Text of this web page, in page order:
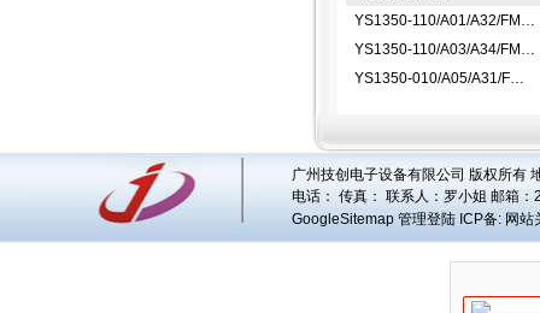
YS1350-110/A01/A32/FM指示控制器
YS1350-110/A03/A34/FM指示控制器
YS1350-010/A05/A31/FM指示控制器
广州技创电子设备有限公司 版权所有
电话： 传真： 联系人： 罗小姐 邮箱：
GoogleSitemap 管理登陆 ICP备: 网站